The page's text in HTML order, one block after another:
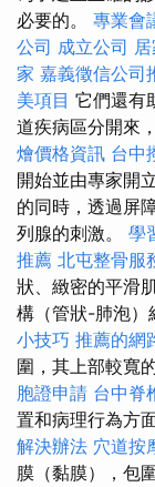
必要的。 專業會
公司 成立公司
家 嘉義徵信公司
美項目 它們還有
道疾病區分開來
燴價格資訊 台中
開始並由專家開
的同時，透過屏
列腺的刺激。 學
推薦 北屯整骨服
狀、緻密的平滑
構（管狀-肺泡）
小技巧 推薦的網
圍，其上部較寬
胞證申請 台中脊
置和病理行為方
解決辦法 穴道按
膜（黏膜），包